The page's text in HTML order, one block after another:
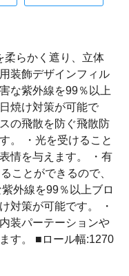
柔らかく遮り、立体
装飾デザインフィル
な紫外線を99％以上
焼け対策が可能で
の飛散を防ぐ飛散防
。 ・光を受けること
情を与えます。 ・有
ことができるので、
外線を99％以上ブロ
対策が可能です。 ・
装パーテーションや
す。 ■ロール幅:1270